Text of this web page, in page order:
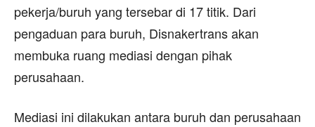
pekerja/buruh yang tersebar di 17 titik. Dari
pengaduan para buruh, Disnakertrans akan
membuka ruang mediasi dengan pihak
perusahaan.
Mediasi ini dilakukan antara buruh dan perusahaan